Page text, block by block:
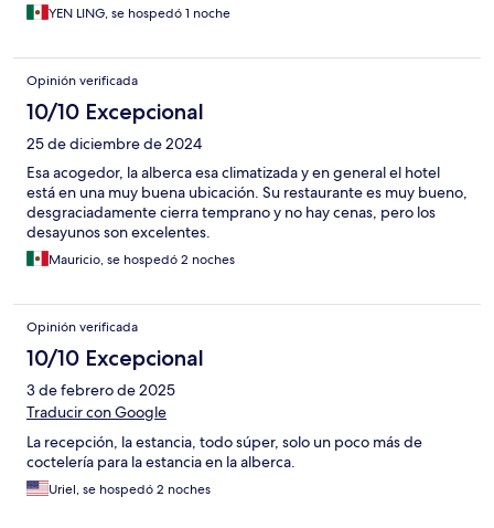
YEN LING, se hospedó 1 noche
Opinión verificada
10/10 Excepcional
25 de diciembre de 2024
Esa acogedor, la alberca esa climatizada y en general el hotel
está en una muy buena ubicación. Su restaurante es muy bueno,
desgraciadamente cierra temprano y no hay cenas, pero los
desayunos son excelentes.
Mauricio, se hospedó 2 noches
Opinión verificada
10/10 Excepcional
3 de febrero de 2025
Traducir con Google
La recepción, la estancia, todo súper, solo un poco más de
coctelería para la estancia en la alberca.
Uriel, se hospedó 2 noches